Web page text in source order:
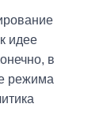
идее
в
режима